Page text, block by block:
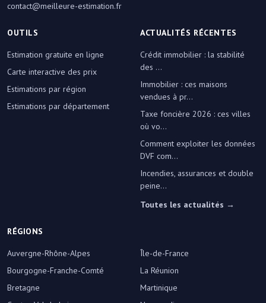
contact@meilleure-estimation.fr
OUTILS
Estimation gratuite en ligne
Carte interactive des prix
Estimations par région
Estimations par département
ACTUALITÉS RÉCENTES
Crédit immobilier : la stabilité
des ...
Immobilier : ces maisons
vendues à pr...
Taxe foncière 2026 : ces villes
où vo...
Comment exploiter les données
DVF com...
Incendies, assurances et double
peine...
Toutes les actualités →
RÉGIONS
Auvergne-Rhône-Alpes
Bourgogne-Franche-Comté
Bretagne
Île-de-France
La Réunion
Martinique